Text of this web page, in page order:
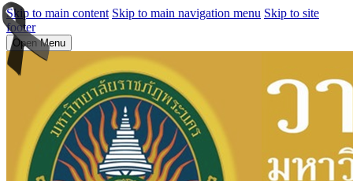
Skip to main content Skip to main navigation menu Skip to site
footer
Open Menu